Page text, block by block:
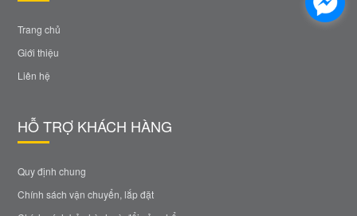
Trang chủ
Giới thiệu
Liên hệ
HỖ TRỢ KHÁCH HÀNG
Quy định chung
Chính sách vận chuyển, lắp đặt